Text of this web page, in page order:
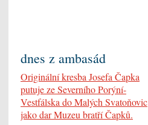
dnes z ambasád
Originální kresba Josefa Čapka
putuje ze Severního Porýní-
Vestfálska do Malých Svatoňovic
jako dar Muzeu bratří Čapků.